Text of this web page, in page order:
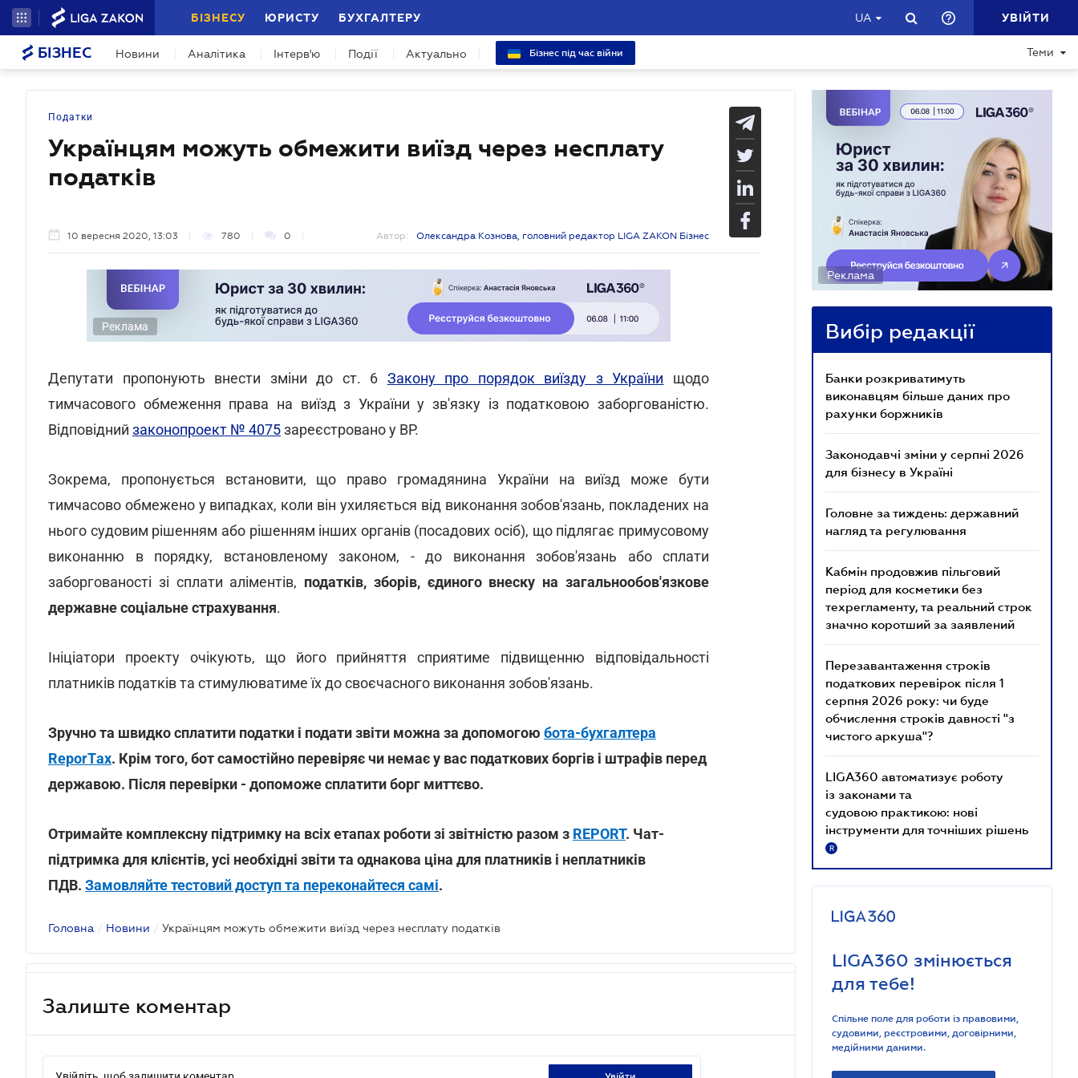
БІЗНЕСУ ЮРИСТУ БУХГАЛТЕРУ UA УВІЙТИ
БІЗНЕС Новини Аналітика Інтерв'ю Події Актуально Бізнес під час війни Теми
Податки
Українцям можуть обмежити виїзд через несплату
податків
10 вересня 2020, 13:03 780 0 Автор: Олександра Кознова, головний редактор LIGA ZAKON Бізнес
Реклама
Депутати пропонують внести зміни до ст. 6 Закону про порядок виїзду з України щодо
тимчасового обмеження права на виїзд з України у зв'язку із податковою заборгованістю.
Відповідний законопроект № 4075зареєстровано у ВР.
Зокрема, пропонується встановити, що право громадянина України на виїзд може бути
тимчасово обмежено у випадках, коли він ухиляється від виконання зобов'язань, покладених на
нього судовим рішенням або рішенням інших органів (посадових осіб), що підлягає примусовому
виконанню в порядку, встановленому законом, - до виконання зобов'язань або сплати
заборгованості зі сплати аліментів, податків, зборів, єдиного внеску на загальнообов'язкове
державне соціальне страхування.
Ініціатори проекту очікують, що його прийняття сприятиме підвищенню відповідальності
платників податків та стимулюватиме їх до своєчасного виконання зобов'язань.
Зручно та швидко сплатити податки і подати звіти можна за допомогою бота-бухгалтера
ReporTах. Крім того, бот самостійно перевіряє чи немає у вас податкових боргів і штрафів перед
державою. Після перевірки - допоможе сплатити борг миттєво.
Отримайте комплексну підтримку на всіх етапах роботи зі звітністю разом з REPORT. Чат-
підтримка для клієнтів, усі необхідні звіти та однакова ціна для платників і неплатників
ПДВ. Замовляйте тестовий доступ та переконайтеся самі.
Головна / Новини / Українцям можуть обмежити виїзд через несплату податків
Залиште коментар
Реклама
Вибір редакції
Банки розкриватимуть
виконавцям більше даних про
рахунки боржників
Законодавчі зміни у серпні 2026
для бізнесу в Україні
Головне за тиждень: державний
нагляд та регулювання
Кабмін продовжив пільговий
період для косметики без
техрегламенту, та реальний строк
значно коротший за заявлений
Перезавантаження строків
податкових перевірок після 1
серпня 2026 року: чи буде
обчислення строків давності "з
чистого аркуша"?
LIGA360 автоматизує роботу
із законами та
судовою практикою: нові
інструменти для точніших рішень
R
LIGA360 змінюється
для тебе!
Спільне поле для роботи із правовими,
судовими, реєстровими, договірними,
медійними даними.